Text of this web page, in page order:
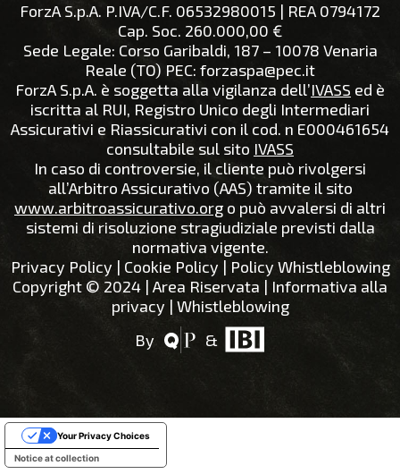
ForzA S.p.A. P.IVA/C.F. 06532980015 | REA 0794172
Cap. Soc. 260.000,00 €
Sede Legale: Corso Garibaldi, 187 – 10078 Venaria
Reale (TO) PEC: forzaspa@pec.it
ForzA S.p.A. è soggetta alla vigilanza dell’IVASS ed è
iscritta al RUI, Registro Unico degli Intermediari
Assicurativi e Riassicurativi con il cod. n E000461654
consultabile sul sito IVASS
In caso di controversie, il cliente può rivolgersi
all’Arbitro Assicurativo (AAS) tramite il sito
www.arbitroassicurativo.org o può avvalersi di altri
sistemi di risoluzione stragiudiziale previsti dalla
normativa vigente.
Privacy Policy | Cookie Policy | Policy Whistleblowing
Copyright © 2024 | Area Riservata | Informativa alla
privacy | Whistleblowing
By
&
Notice at collection
Your Privacy Choices